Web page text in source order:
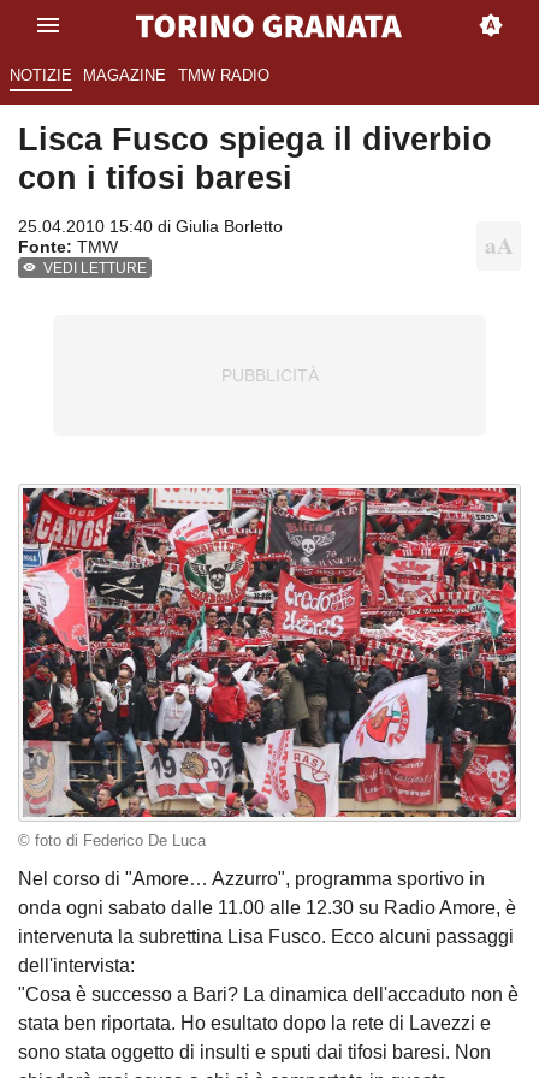
NOTIZIE MAGAZINE TMW RADIO
Lisca Fusco spiega il diverbio
con i tifosi baresi
25.04.2010 15:40 di Giulia Borletto
Fonte: TMW
VEDI LETTURE
© foto di Federico De Luca
Nel corso di "Amore… Azzurro", programma sportivo in
onda ogni sabato dalle 11.00 alle 12.30 su Radio Amore, è
intervenuta la subrettina Lisa Fusco. Ecco alcuni passaggi
dell'intervista:
"Cosa è successo a Bari? La dinamica dell'accaduto non è
stata ben riportata. Ho esultato dopo la rete di Lavezzi e
sono stata oggetto di insulti e sputi dai tifosi baresi. Non